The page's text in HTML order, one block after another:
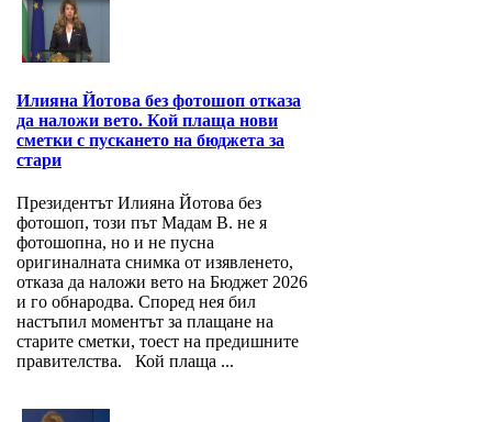
Илияна Йотова без фотошоп отказа
да наложи вето. Кой плаща нови
сметки с пускането на бюджета за
стари
Президентът Илияна Йотова без
фотошоп, този път Мадам В. не я
фотошопна, но и не пусна
оригиналната снимка от изявленето,
отказа да наложи вето на Бюджет 2026
и го обнародва. Според нея бил
настъпил моментът за плащане на
старите сметки, тоест на предишните
правителства. Кой плаща ...